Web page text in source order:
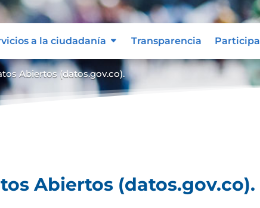
a la ciudadanía Transparencia Participa
Abiertos (datos.gov.co).
Abiertos (datos.gov.co).